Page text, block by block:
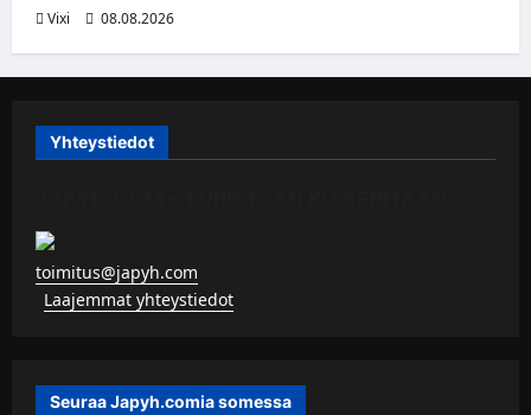
Vixi 08.08.2026
Yhteystiedot
toimitus@japyh.com
Laajemmat yhteystiedot
Seuraa Japyh.comia somessa